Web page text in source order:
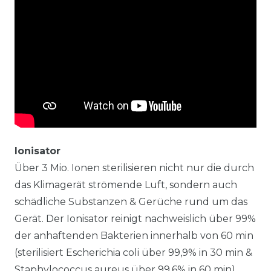
Ionisator
Über 3 Mio. Ionen sterilisieren nicht nur die durch
das Klimagerät strömende Luft, sondern auch
schädliche Substanzen & Gerüche rund um das
Gerät. Der Ionisator reinigt nachweislich über 99%
der anhaftenden Bakterien innerhalb von 60 min
(sterilisiert Escherichia coli über 99,9% in 30 min &